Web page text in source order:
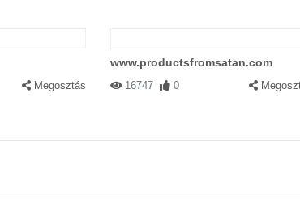
Megosztás
www.productsfromsatan.com
16747 0